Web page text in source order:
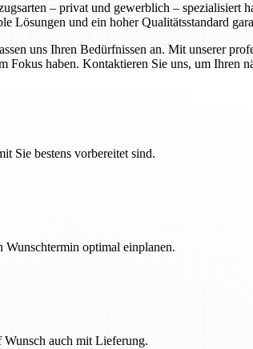
– privat und gewerblich – spezialisiert
und ein hoher Qualitätsstandard
uns Ihren Bedürfnissen an. Mit unserer
haben. Kontaktieren Sie uns, um Ihren
Sie bestens vorbereitet sind.
optimal einplanen.
auch mit Lieferung.